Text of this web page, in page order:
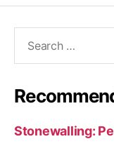
Stonewalling: